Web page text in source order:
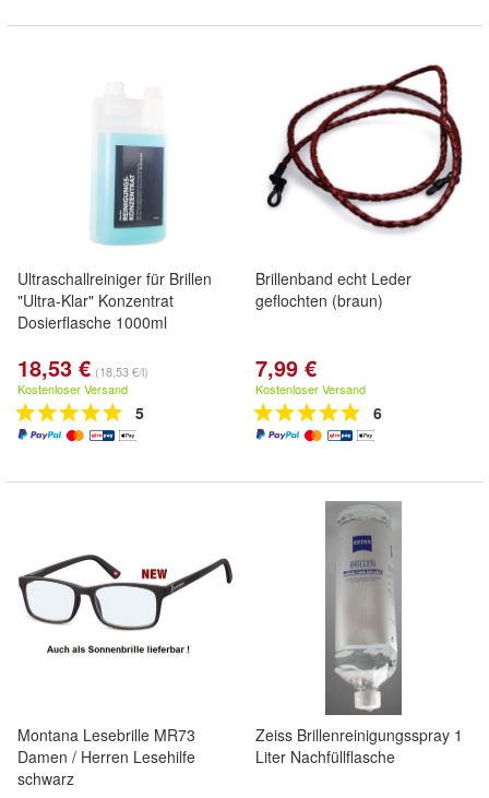
Ultraschallreiniger für Brillen
"Ultra-Klar" Konzentrat
Dosierflasche 1000ml
18,53 € (18,53 €/l)
Kostenloser Versand
5
Brillenband echt Leder
geflochten (braun)
7,99 €
Kostenloser Versand
6
Montana Lesebrille MR73
Damen / Herren Lesehilfe
schwarz
Zeiss Brillenreinigungsspray 1
Liter Nachfüllflasche